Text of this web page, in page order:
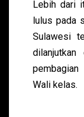
Lebih dari
lulus pada
Sulawesi
Wali kelas.